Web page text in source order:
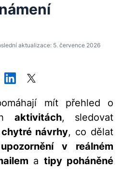
aktualizace: 5. července 2026
mít přehled o
aktivitách, sledovat
chytré návrhy, co dělat
upozornění v reálném
a tipy poháněné